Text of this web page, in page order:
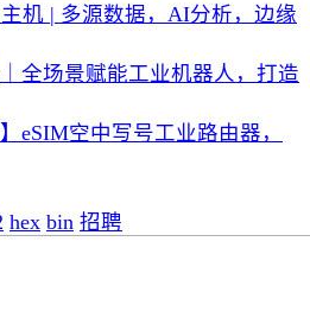
机 | 多源数据，AI分析，边缘
全场景赋能工业机器人，打造
eSIM空中写号工业路由器，
hex bin 招聘